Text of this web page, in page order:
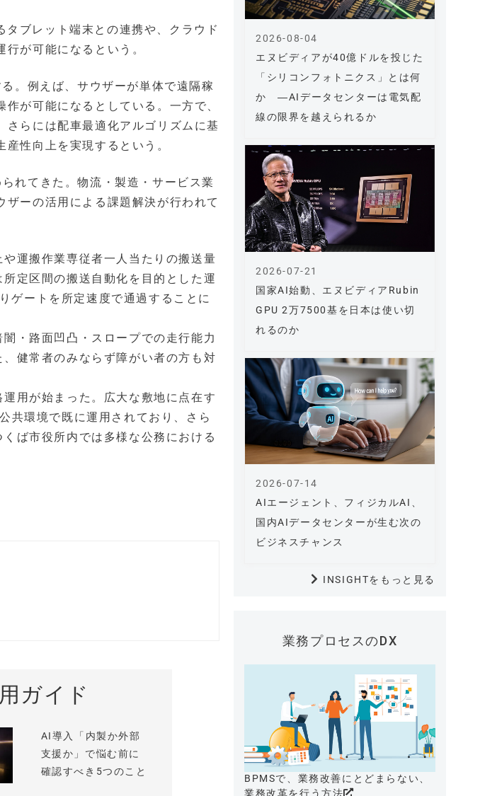
ブレット端末との連携や、クラウド
が可能になるという。
。例えば、サウザーが単体で遠隔稼
が可能になるとしている。一方で、
らには配車最適化アルゴリズムに基
性向上を実現するという。
れてきた。物流・製造・サービス業
ーの活用による課題解決が行われて
運搬作業専従者一人当たりの搬送量
定区間の搬送自動化を目的とした運
ゲートを所定速度で通過することに
・路面凹凸・スロープでの走行能力
健常者のみならず障がい者の方も対
用が始まった。広大な敷地に点在す
共環境で既に運用されており、さら
ば市役所内では多様な公務における
ガイド
AI導入「内製か外部
支援か」で悩む前に
確認すべき5つのこと
エヌビディアが40億ドルを投じた
「シリコンフォトニクス」とは何
か ―AIデータセンターは電気配
線の限界を越えられるか
2026-08-04
国家AI始動、エヌビディアRubin
GPU 2万7500基を日本は使い切
れるのか
2026-07-21
AIエージェント、フィジカルAI、
国内AIデータセンターが生む次の
ビジネスチャンス
2026-07-14
INSIGHTをもっと見る
業務プロセスのDX
BPMSで、業務改善にとどまらない、
業務改革を行う方法